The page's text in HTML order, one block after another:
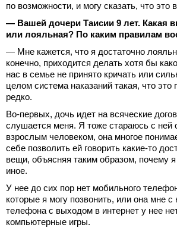
по возможности, и могу сказать, что это
— ⁠Вашей дочери Таисии 9 лет. Какая
или лояльная? По каким правилам
— Мне кажется, что я достаточно
конечно, приходится делать хотя бы
нас в семье не принято кричать или
целом система наказаний такая, что это
редко.
Во-первых, дочь идет на всяческие
слушается меня. Я тоже стараюсь с ней
взрослым человеком, она многое
себе позволить ей говорить какие-то
вещи, объясняя таким образом, почему
иное.
У нее до сих пор нет мобильного
которые я могу позвонить, или она мне с
телефона с выходом в интернет у нее
компьютерные игры.